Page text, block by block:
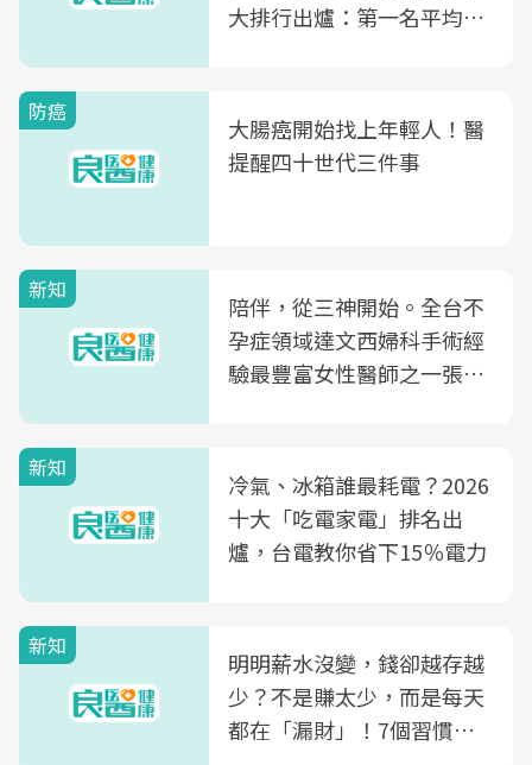
大排行出爐：第一名平均一
防癌
大腸癌開始找上年輕人！醫
提醒四十世代三件事
新知
陪伴，從三神開始。全台不
孕症領域達文西婦科手術經
驗最豐富女性醫師之一張永
光田醫院建構360度女性健
康照護生態圈
新知
冷氣、冰箱誰最耗電？2026
十大「吃電家電」排名出
爐，台電教你省下15％電力
新知
明明薪水沒變，錢卻越存越
少？不是賺太少，而是每天
都在「漏財」！7個習慣一